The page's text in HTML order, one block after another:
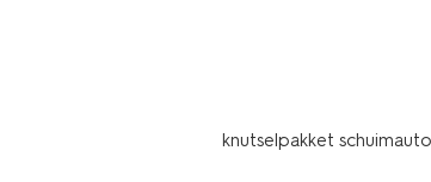
knutselpakket